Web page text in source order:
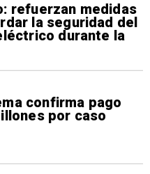
refuerzan medidas
la seguridad del
durante la
confirma pago
por caso